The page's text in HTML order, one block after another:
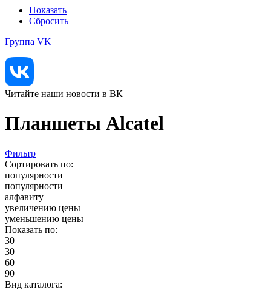
Показать
Сбросить
Группа VK
Читайте наши новости в ВК
Планшеты Alcatel
Фильтр
Сортировать по:
популярности
популярности
алфавиту
увеличению цены
уменьшению цены
Показать по:
30
30
60
90
Вид каталога: